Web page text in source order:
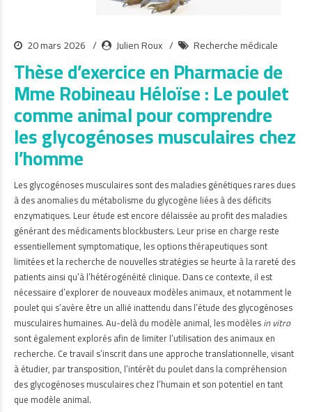
20 mars 2026 Julien Roux Recherche médicale
Thèse d’exercice en Pharmacie de
Mme Robineau Héloïse : Le poulet
comme animal pour comprendre
les glycogénoses musculaires chez
l’homme
Les glycogénoses musculaires sont des maladies génétiques rares dues
à des anomalies du métabolisme du glycogène liées à des déficits
enzymatiques. Leur étude est encore délaissée au profit des maladies
générant des médicaments blockbusters. Leur prise en charge reste
essentiellement symptomatique, les options thérapeutiques sont
limitées et la recherche de nouvelles stratégies se heurte à la rareté des
patients ainsi qu’à l’hétérogénéité clinique. Dans ce contexte, il est
nécessaire d’explorer de nouveaux modèles animaux, et notamment le
poulet qui s’avère être un allié inattendu dans l’étude des glycogénoses
musculaires humaines. Au-delà du modèle animal, les modèlesin vitro
sont également explorés afin de limiter l’utilisation des animaux en
recherche. Ce travail s’inscrit dans une approche translationnelle, visant
à étudier, par transposition, l’intérêt du poulet dans la compréhension
des glycogénoses musculaires chez l’humain et son potentiel en tant
que modèle animal.